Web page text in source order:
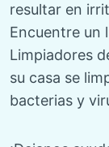
resultar en
Encuentre un
Limpiadores
su casa se
bacterias y